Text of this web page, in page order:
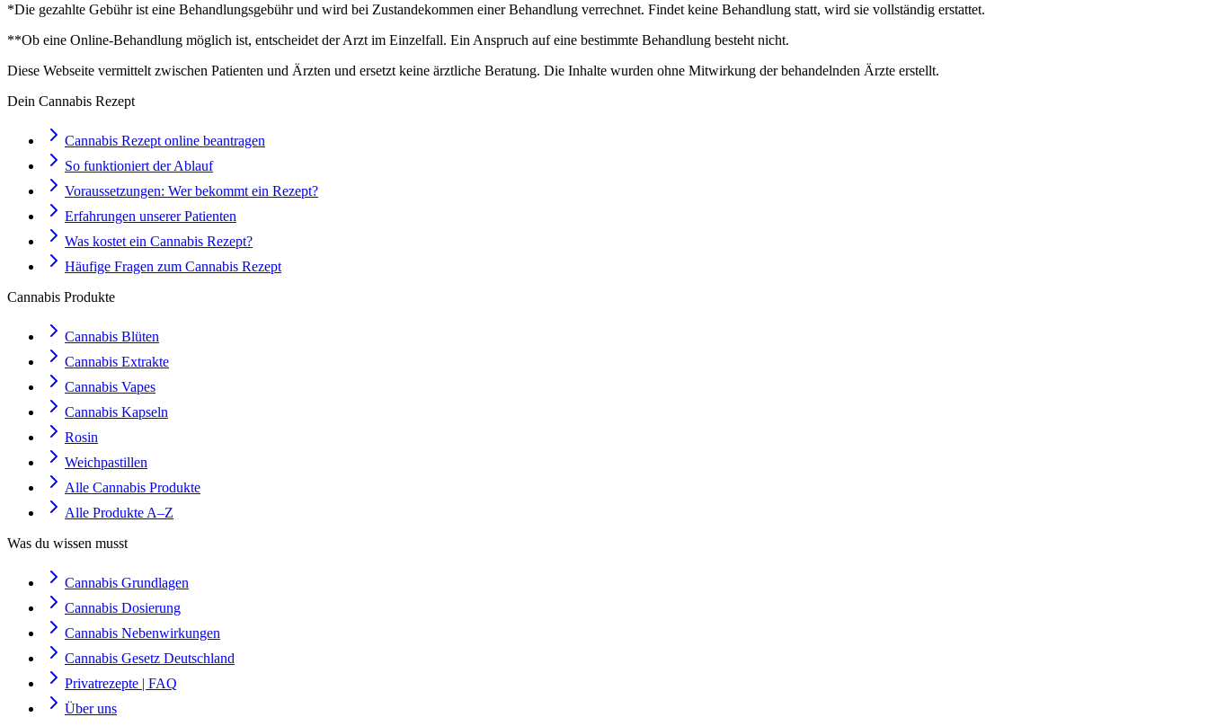
*Die gezahlte Gebühr ist eine Behandlungsgebühr und wird bei Zustandekommen einer Behandlung verrechnet. Findet keine Behandlung statt, wird sie vollständig erstattet.
**Ob eine Online-Behandlung möglich ist, entscheidet der Arzt im Einzelfall. Ein Anspruch auf eine bestimmte Behandlung besteht nicht.
Diese Webseite vermittelt zwischen Patienten und Ärzten und ersetzt keine ärztliche Beratung. Die Inhalte wurden ohne Mitwirkung der behandelnden Ärzte erstellt.
Dein Cannabis Rezept
Cannabis Rezept online beantragen
So funktioniert der Ablauf
Voraussetzungen: Wer bekommt ein Rezept?
Erfahrungen unserer Patienten
Was kostet ein Cannabis Rezept?
Häufige Fragen zum Cannabis Rezept
Cannabis Produkte
Cannabis Blüten
Cannabis Extrakte
Cannabis Vapes
Cannabis Kapseln
Rosin
Weichpastillen
Alle Cannabis Produkte
Alle Produkte A–Z
Was du wissen musst
Cannabis Grundlagen
Cannabis Dosierung
Cannabis Nebenwirkungen
Cannabis Gesetz Deutschland
Privatrezepte | FAQ
Über uns